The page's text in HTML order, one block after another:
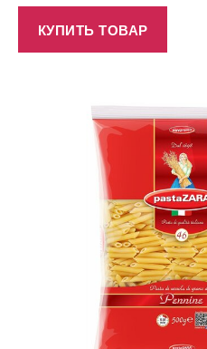
КУПИТЬ ТОВАР